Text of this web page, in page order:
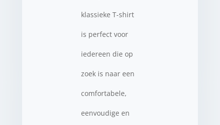
klassieke T-shirt
is perfect voor
iedereen die op
zoek is naar een
comfortabele,
eenvoudige en